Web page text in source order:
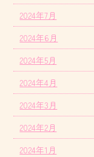
2024年7月
2024年6月
2024年5月
2024年4月
2024年3月
2024年2月
2024年1月